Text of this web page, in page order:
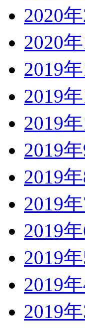
2020年
2020年
2019年
2019年
2019年
2019年
2019年
2019年
2019年
2019年
2019年
2019年